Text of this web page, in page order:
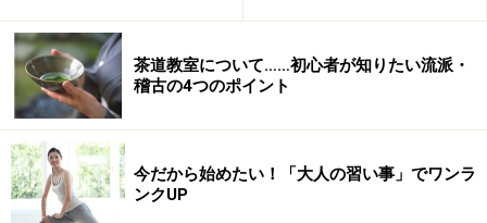
ふたつめは、「グループ型」。4～5人の生徒のグループ
に先生がついて、調理を実践しながら習うスタイルで
す。同じくらいのレベルの人たちと一緒なら心強いし楽
しく学べるというメリットがある反面、自分が手がけて
いない作業工程のコツがつかみにくいということも。ポ
イントになるところは、メモをとるなど工夫が必要にな
ります。
茶道教室について……初心者が知りたい流派・
稽古の4つのポイント
今だから始めたい！「大人の習い事」でワンラ
ンクUP